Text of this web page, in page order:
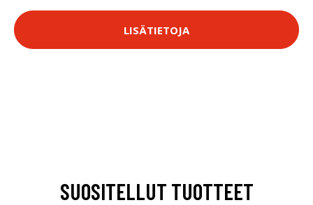
LISÄTIETOJA
SUOSITELLUT TUOTTEET